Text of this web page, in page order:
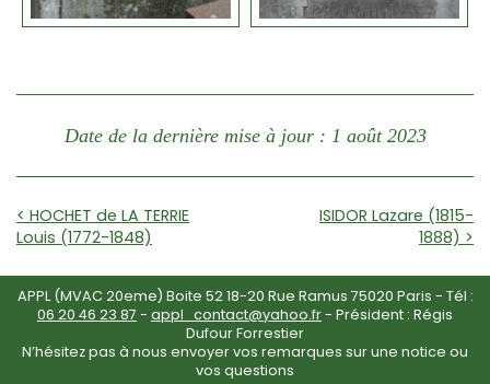
Date de la dernière mise à jour : 1 août 2023
< HOCHET de LA TERRIE
Louis (1772-1848)
ISIDOR Lazare (1815-
1888) >
APPL (MVAC 20eme) Boite 52 18-20 Rue Ramus 75020 Paris - Tél :
06 20 46 23 87 - appl_contact@yahoo.fr- Président : Régis
Dufour Forrestier
N’hésitez pas à nous envoyer vos remarques sur une notice ou
vos questions